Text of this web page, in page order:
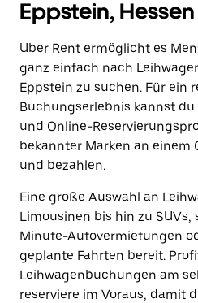
Eppstein, Hessen
Uber Rent ermöglicht es
ganz einfach nach
Eppstein zu suchen. Für ein
Buchungserlebnis kannst
und Online-
bekannter Marken an einem
und bezahlen.
Eine große Auswahl an
Limousinen bis hin zu
Minute-Autovermietungen
geplante Fahrten bereit.
Leihwagenbuchungen am
reserviere im Voraus, damit